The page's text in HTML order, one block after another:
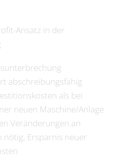
Ansatz in der
abschreibungsfähig
als bei
neuen Maschine/Anlage
Veränderungen an
nötig, Ersparnis neuer